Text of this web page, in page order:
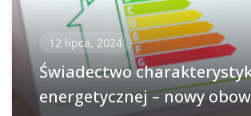
12 lipca, 2024
Świadectwo
energetycznej – nowy